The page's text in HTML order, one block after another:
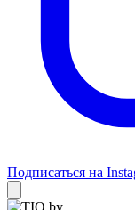
Подписаться на